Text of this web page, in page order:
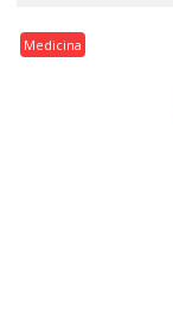
Medicina